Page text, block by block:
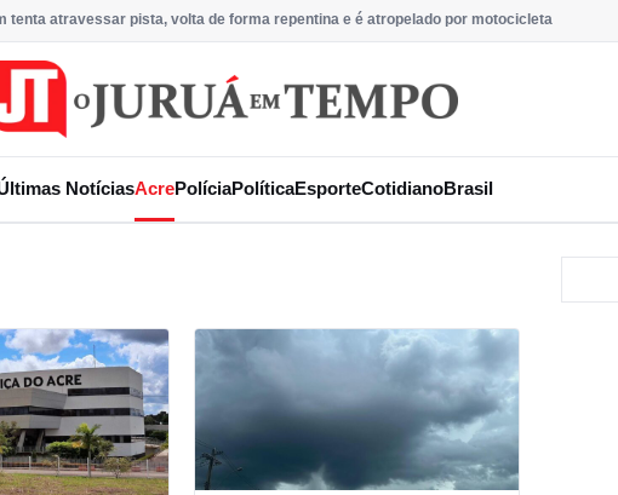
tenta atravessar pista, volta de forma repentina e é atropelado por motocicleta
NotíciasAcrePolíciaPolíticaEsporteCotidianoBrasil